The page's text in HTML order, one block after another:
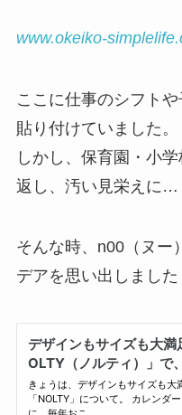
www.okeiko-
ここに仕事のシフト
貼り付けていました。
しかし、保育園・小
返し、汚い見栄えに…
そんな時、n00（ヌー
デアを思い出しました